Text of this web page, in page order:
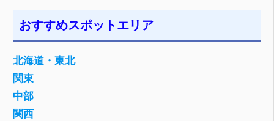
おすすめスポットエリア
北海道・東北
関東
中部
関西